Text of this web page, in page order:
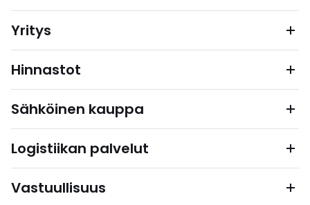
Yritys
Hinnastot
Sähköinen kauppa
Logistiikan palvelut
Vastuullisuus